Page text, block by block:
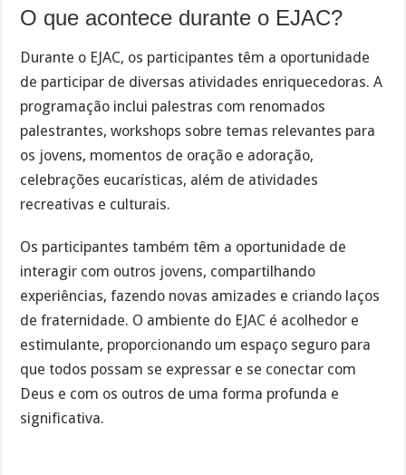
O que acontece durante o EJAC?
Durante o EJAC, os participantes têm a oportunidade
de participar de diversas atividades enriquecedoras. A
programação inclui palestras com renomados
palestrantes, workshops sobre temas relevantes para
os jovens, momentos de oração e adoração,
celebrações eucarísticas, além de atividades
recreativas e culturais.
Os participantes também têm a oportunidade de
interagir com outros jovens, compartilhando
experiências, fazendo novas amizades e criando laços
de fraternidade. O ambiente do EJAC é acolhedor e
estimulante, proporcionando um espaço seguro para
que todos possam se expressar e se conectar com
Deus e com os outros de uma forma profunda e
significativa.